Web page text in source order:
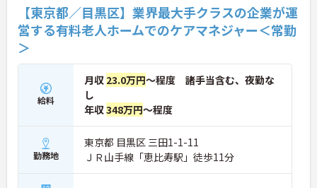
【東京都／目黒区】業界最大手クラスの企業が運
営する有料老人ホームでのケアマネジャー＜常勤
＞
給料
月収 23.0万円～程度 諸手当含む、夜勤な
し
年収348万円～程度
勤務地
東京都 目黒区 三田1-1-11
ＪＲ山手線「恵比寿駅」徒歩11分